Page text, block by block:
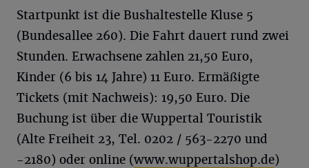
Startpunkt ist die Bushaltestelle Kluse 5
(Bundesallee 260). Die Fahrt dauert rund zwei
Stunden. Erwachsene zahlen 21,50 Euro,
Kinder (6 bis 14 Jahre) 11 Euro. Ermäßigte
Tickets (mit Nachweis): 19,50 Euro. Die
Buchung ist über die Wuppertal Touristik
(Alte Freiheit 23, Tel. 0202 / 563-2270 und
-2180) oder online (www.wuppertalshop.de)